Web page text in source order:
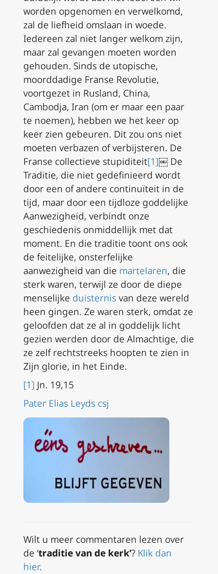
worden opgenomen en verwelkomd,
zal de liefheid omslaan in woede.
Iedereen zal niet langer welkom zijn,
maar zal gevangen moeten worden
gehouden. Sinds de utopische,
moorddadige Franse Revolutie,
voortgezet in Rusland, China,
Cambodja, Iran (om er maar een paar
te noemen), hebben we het keer op
keer zien gebeuren. Dit zou ons niet
moeten verbazen of verbijsteren. De
Franse collectieve stupiditeit[1]￼ De
Traditie, die niet gedefinieerd wordt
door een of andere continuïteit in de
tijd, maar door een tijdloze goddelijke
Aanwezigheid, verbindt onze
geschiedenis onmiddellijk met dat
moment. En die traditie toont ons ook
de feitelijke, onsterfelijke
aanwezigheid van die martelaren, die
sterk waren, terwijl ze door de diepe
menselijke duisternis van deze wereld
heen gingen. Ze waren sterk, omdat ze
geloofden dat ze al in goddelijk licht
gezien werden door de Almachtige, die
ze zelf rechtstreeks hoopten te zien in
Zijn glorie, in het Einde.
[1] Jn. 19,15
Pater Elias Leyds csj
Wilt u meer commentaren lezen over
de ‘traditie van de kerk’? Klik dan
hier.